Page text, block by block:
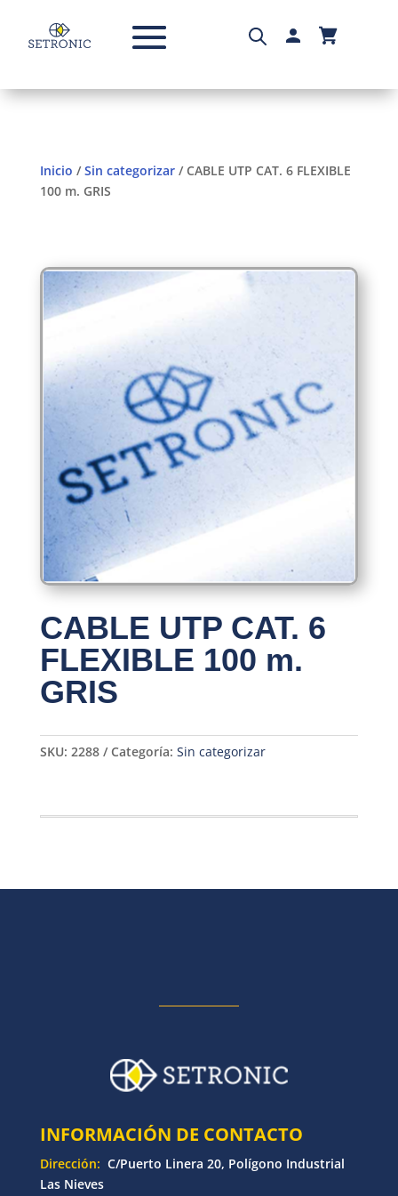
Inicio /Sin categorizar/ CABLE UTP CAT. 6 FLEXIBLE
100 m. GRIS
CABLE UTP CAT. 6
FLEXIBLE 100 m.
GRIS
SKU: 2288 Categoría: Sin categorizar
INFORMACIÓN DE CONTACTO
Dirección: C/Puerto Linera 20, Polígono Industrial
Las Nieves